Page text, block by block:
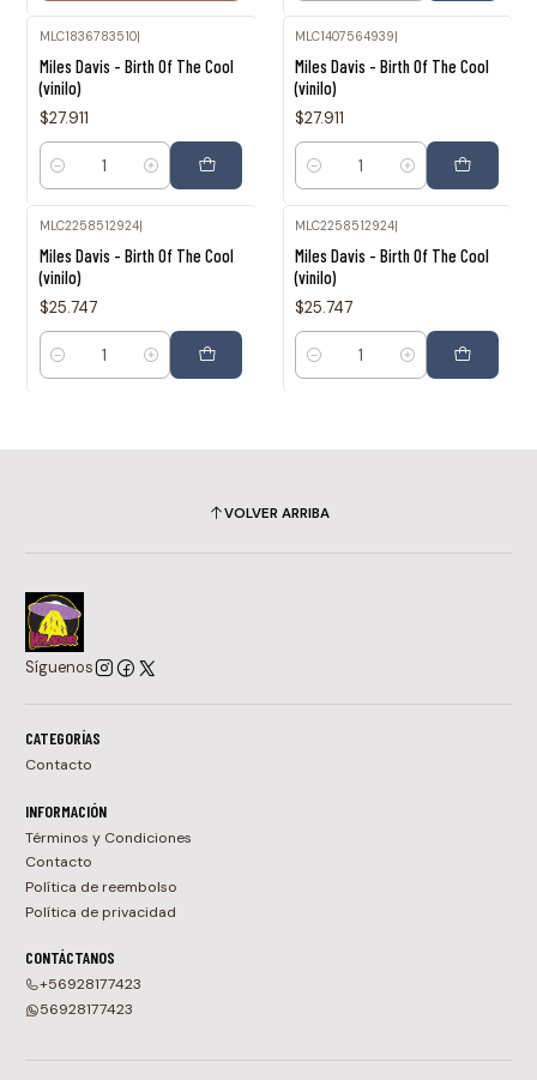
MLC1836783510|
Miles Davis - Birth Of The Cool
(vinilo)
$27.911
Cantidad
MLC1407564939
Miles Davis - Birth Of The Cool
(vinilo)
$27.911
Cantidad
MLC2258512924|
Miles Davis - Birth Of The Cool
(vinilo)
$25.747
Cantidad
MLC2258512924|
Miles Davis - Birth Of The Cool
(vinilo)
$25.747
Cantidad
VOLVER ARRIBA
Síguenos
CATEGORÍAS
Contacto
INFORMACIÓN
Términos y Condiciones
Contacto
Política de reembolso
Política de privacidad
CONTÁCTANOS
+56928177423
56928177423